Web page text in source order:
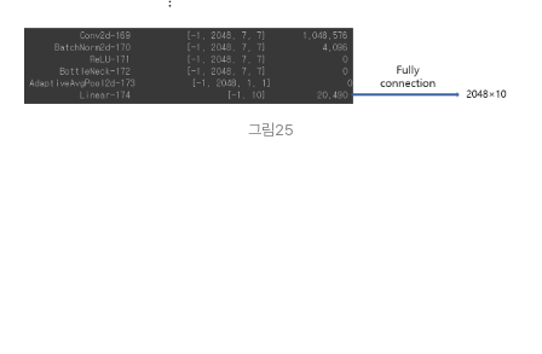
그림25